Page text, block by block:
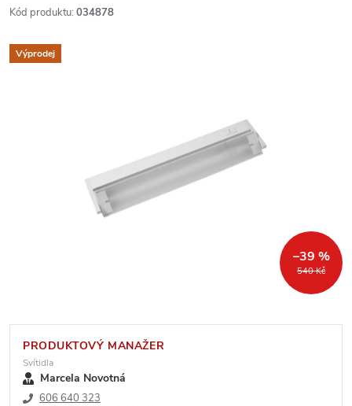
Kód produktu: 034878
Výprodej
540 Kč
–39 %
PRODUKTOVÝ MANAŽER
Svítidla
Marcela Novotná
606 640 323